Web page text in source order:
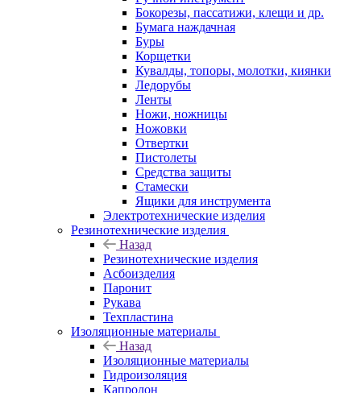
Бокорезы, пассатижи, клещи и др.
Бумага наждачная
Буры
Корщетки
Кувалды, топоры, молотки, киянки
Ледорубы
Ленты
Ножи, ножницы
Ножовки
Отвертки
Пистолеты
Средства защиты
Стамески
Ящики для инструмента
Электротехнические изделия
Резинотехнические изделия
Назад
Резинотехнические изделия
Асбоизделия
Паронит
Рукава
Техпластина
Изоляционные материалы
Назад
Изоляционные материалы
Гидроизоляция
Капролон